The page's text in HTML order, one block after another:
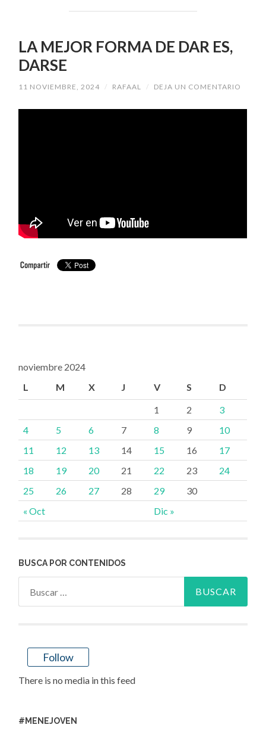
LA MEJOR FORMA DE DAR ES,
DARSE
11 NOVIEMBRE, 2024 / RAFAAL / DEJA UN COMENTARIO
noviembre 2024
L
M X J V S D
« Oct Dic »
1 2
3
4
5 6 7 8 9
10
11
12 13 14 15 16
17
18
19 20 21 22 23
24
25
26 27 28 29 30
BUSCA POR CONTENIDOS
Follow
There is no media in this feed
#MENEJOVEN